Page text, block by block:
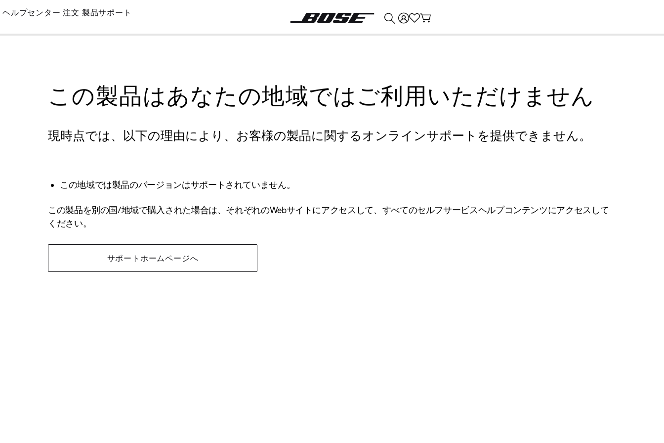
Skip
Main
ヘルプセンター 注文 製品サポート
この製品はあなたの地域ではご利用いただけません
現時点では、以下の理由により、お客様の製品に関するオンラインサポートを提供できません。
この地域では製品のバージョンはサポートされていません。
この製品を別の国/地域で購入された場合は、それぞれのWebサイトにアクセスして、すべてのセルフサービスヘルプコンテンツにアクセスして
ください。
サポートホームページへ